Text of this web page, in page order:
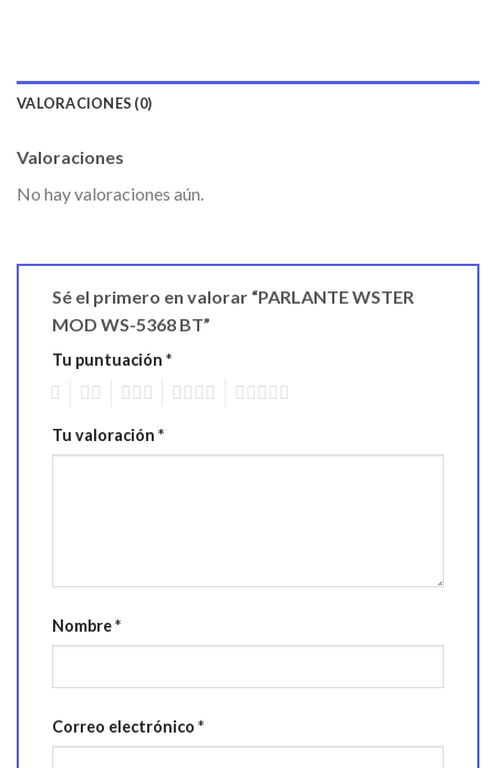
VALORACIONES (0)
Valoraciones
No hay valoraciones aún.
Sé el primero en valorar “PARLANTE WSTER
MOD WS-5368 BT”
Tu puntuación *
Tu valoración *
Nombre*
Correo electrónico *